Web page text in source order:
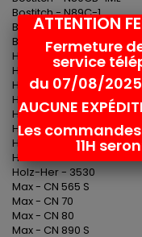
Bostitch - N89C-1
Bostitch - N89C-1P-E
Bostitch - N89C-2K-E
Haubold - RNC 65S/WII
Haubold - RNC 90B-S/W
Hitachi - NV 65 AD
Hitachi - NV 65 AD3
Hitachi - NV 65AC
Hitachi - NV65AD3
Hitachi - NV65AH
Hitachi - NV83A
Holz-Her - 3530
Max - CN 565 S
Max - CN 70
Max - CN 80
Max - CN 890 S
ATTENTION
Fermeture
service
du 07/08/2025
AUCUNE
Les
11H